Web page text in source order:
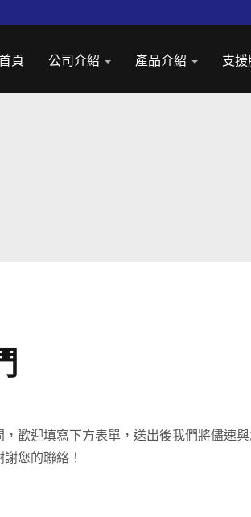
頁 公司介紹 產品介紹 支
，歡迎填寫下方表單，送出後我們將儘速
您的聯絡！